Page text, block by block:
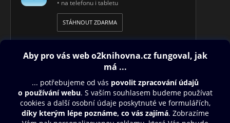
• na telefonu i tabletu
STÁHNOUT ZDARMA
Obsah ke stažení
Moje O2 Knihovna